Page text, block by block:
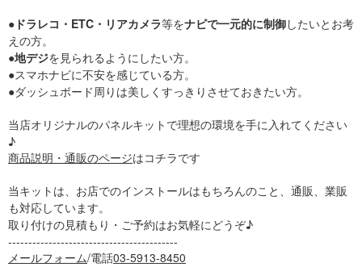
● ドラレコ・ETC・リアカメラ等をナビで一元的に制御したいとお考
えの方。
●地デジを見られるようにしたい方。
●スマホナビに不安を感じている方。
●ダッシュボード周りは美しくすっきりさせておきたい方。
当店オリジナルのパネルキットで理想の環境を手に入れてください
♪
商品説明・通販のページはコチラです
当キットは、お店でのインストールはもちろんのこと、通販、業販
も対応しています。
取り付けの見積もり・ご予約はお気軽にどうぞ♪
------------------------------------------
メールフォーム/電話03-5913-8450